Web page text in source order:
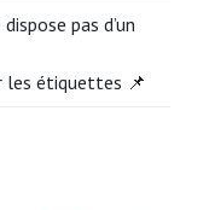
pas d’un
les étiquettes 📌